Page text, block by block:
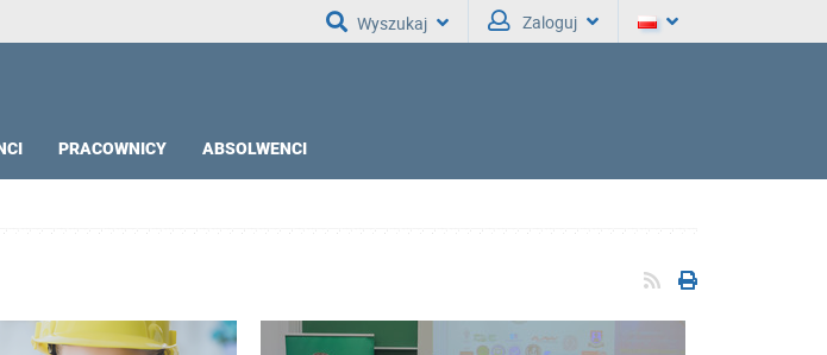
Wyszukaj Zaloguj
PRACOWNICY ABSOLWENCI